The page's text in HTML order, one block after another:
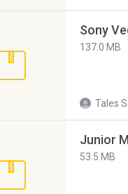
137.0 MB
Tales S.
53.5 MB